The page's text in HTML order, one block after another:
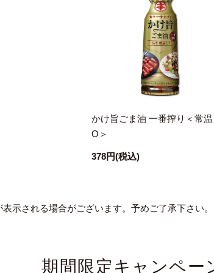
かけ旨ごま油 一番搾り＜常
O＞
378円(税込)
示される場合がございます。予めご了承下さい。
期間限定キャンペー